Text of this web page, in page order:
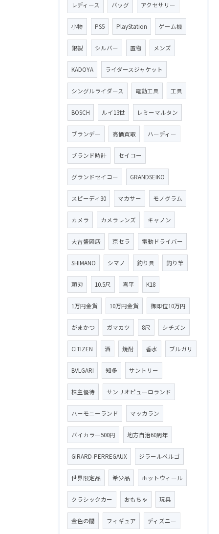
レディース バッグ アクセサリー
小物 PS5 PlayStation ゲーム機
銀製 シルバー 置物 メンズ
KADOYA ライダースジャケット
シングルライダース 電動工具 工具
BOSCH ルイ13世 レミーマルタン
ブランデー 高価買取 ハーディー
ブランド時計 セイコー
グランドセイコー GRANDSEIKO
スピーディ30 マカサー モノグラム
カメラ カメラレンズ キャノン
大吉盛岡店 京セラ 電動ドライバー
SHIMANO シマノ 釣り具 釣り竿
頼刃 10.5尺 喜平 K18
1万円金貨 10万円金貨 御即位10万円
がまかつ ガマカツ 8尺 シチズン
CITIZEN 酒 焼酎 香水 ブルガリ
BVLGARI 知多 サントリー
株主優待 サンリオピューロランド
ハーモニーランド マッカラン
バイカラー500円 地方自治60周年
GIRARD-PERREGAUX ジラールペルゴ
世界限定品 希少品 ホットウィール
クラシックカー おもちゃ 玩具
金色の闇 フィギュア ディズニー